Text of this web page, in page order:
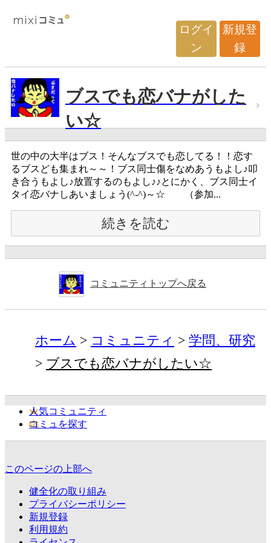
ログイ
ン
新規登
録
ブスでも恋バナがした
い☆
世の中の大半はブス！そんなブスでも恋してる！！恋す
るブスども集まれ～～！ブス同士傷をなめあうもよし♪叩
き合うもよし♪放置するのもよし♪♪とにかく、ブス同士イ
タイ恋バナしあいましょう(^-^)～☆ （参加...
続きを読む
コミュニティトップへ戻る
ホーム コミュニティ
学問、研究
ブスでも恋バナがしたい☆
人気コミュニティ
コミュを探す
このページの上部へ
健全化の取り組み
プライバシーポリシー
新規登録
利用規約